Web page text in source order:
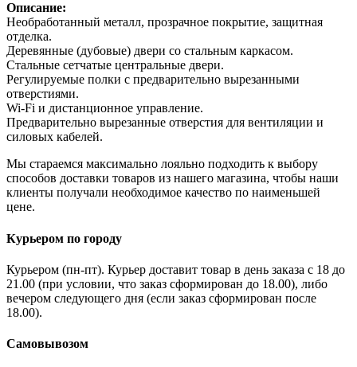
Описание:
Необработанный металл, прозрачное покрытие, защитная
отделка.
Деревянные (дубовые) двери со стальным каркасом.
Стальные сетчатые центральные двери.
Регулируемые полки с предварительно вырезанными
отверстиями.
Wi-Fi и дистанционное управление.
Предварительно вырезанные отверстия для вентиляции и
силовых кабелей.
Мы стараемся максимально лояльно подходить к выбору
способов доставки товаров из нашего магазина, чтобы наши
клиенты получали необходимое качество по наименьшей
цене.
Курьером по городу
Курьером (пн-пт). Курьер доставит товар в день заказа с 18 до
21.00 (при условии, что заказ сформирован до 18.00), либо
вечером следующего дня (если заказ сформирован после
18.00).
Самовывозом